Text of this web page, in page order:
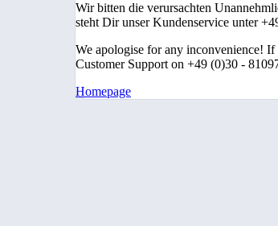
Wir bitten die verursachten
steht Dir unser Kundenservice unter
We apologise for any inconvenience! If
Customer Support on +49 (0)30 -
Homepage